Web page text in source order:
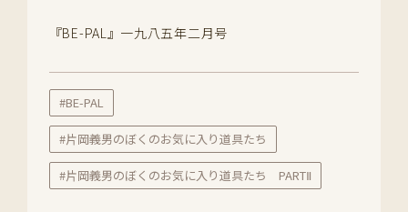
『BE-PAL』一九八五年二月号
#BE-PAL
#片岡義男のぼくのお気に入り道具たち
#片岡義男のぼくのお気に入り道具たち PARTⅡ